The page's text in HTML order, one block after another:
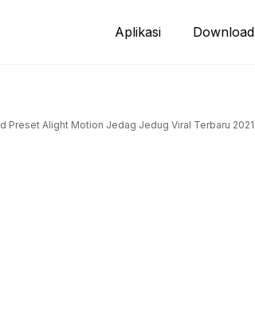
Aplikasi Download
Preset Alight Motion Jedag Jedug Viral Terbaru 2021